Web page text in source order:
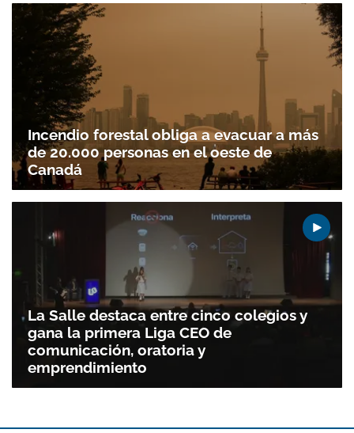
Incendio forestal obliga a evacuar a más
de 20.000 personas en el oeste de
Canadá
La Salle destaca entre cinco colegios y
gana la primera Liga CEO de
comunicación, oratoria y
emprendimiento